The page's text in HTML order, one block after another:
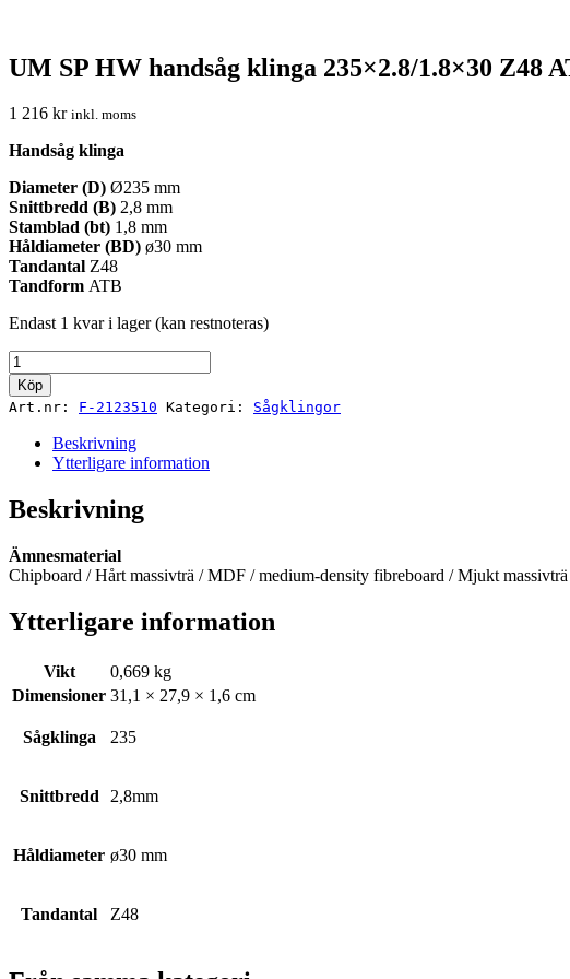
UM SP HW handsåg klinga 235×2.8/1.8×30 Z48
1 216 kr inkl. moms
Handsåg klinga
Diameter (D) Ø235 mm
Snittbredd (B) 2,8 mm
Stamblad (bt) 1,8 mm
Håldiameter (BD) ø30 mm
Tandantal Z48
Tandform ATB
Endast 1 kvar i lager (kan restnoteras)
UM
SP
HW
klinga
235x2.8/1.8x30
ATB
2/7/42
Köp
Art.nr: F-2123510 Kategori: Sågklingor
Beskrivning
Ytterligare information
Beskrivning
Ämnesmaterial
Chipboard / Hårt massivträ / MDF / medium-density fibreboard / Mjukt
Ytterligare information
Vikt
0,669 kg
Dimensioner 31,1 × 27,9 × 1,6 cm
Sågklinga 235
Snittbredd 2,8mm
Håldiameter ø30 mm
Tandantal Z48